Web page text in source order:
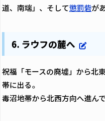
道、南端」、そして懲罰砦が
6. ラウフの麓へ
祝福「モースの廃墟」から北
帯に出る。
毒沼地帯から北西方向へ進ん